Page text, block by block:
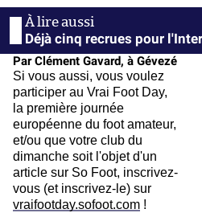
Déjà cinq recrues pour
Par Clément Gavard, à Gévezé
Si vous aussi, vous voulez
participer au Vrai Foot Day,
la première journée
européenne du foot amateur,
et/ou que votre club du
dimanche soit l'objet d'un
article sur So Foot, inscrivez-
vous (et inscrivez-le) sur
vraifootday.sofoot.com !